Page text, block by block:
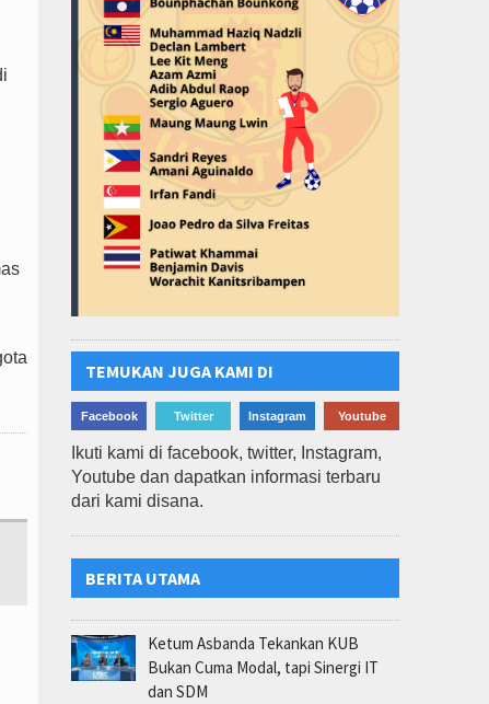
TEMUKAN JUGA KAMI DI
Facebook Twitter Instagram Youtube
Ikuti kami di facebook, twitter, Instagram,
Youtube dan dapatkan informasi terbaru
dari kami disana.
BERITA UTAMA
Ketum Asbanda Tekankan KUB
Bukan Cuma Modal, tapi Sinergi IT
dan SDM